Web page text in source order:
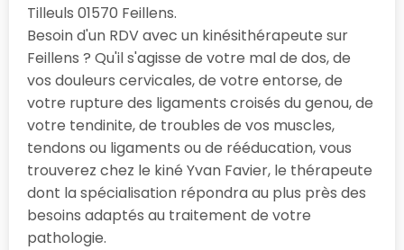
Tilleuls 01570 Feillens.
Besoin d'un RDV avec un kinésithérapeute sur
Feillens ? Qu'il s'agisse de votre mal de dos, de
vos douleurs cervicales, de votre entorse, de
votre rupture des ligaments croisés du genou, de
votre tendinite, de troubles de vos muscles,
tendons ou ligaments ou de rééducation, vous
trouverez chez le kiné Yvan Favier, le thérapeute
dont la spécialisation répondra au plus près des
besoins adaptés au traitement de votre
pathologie.